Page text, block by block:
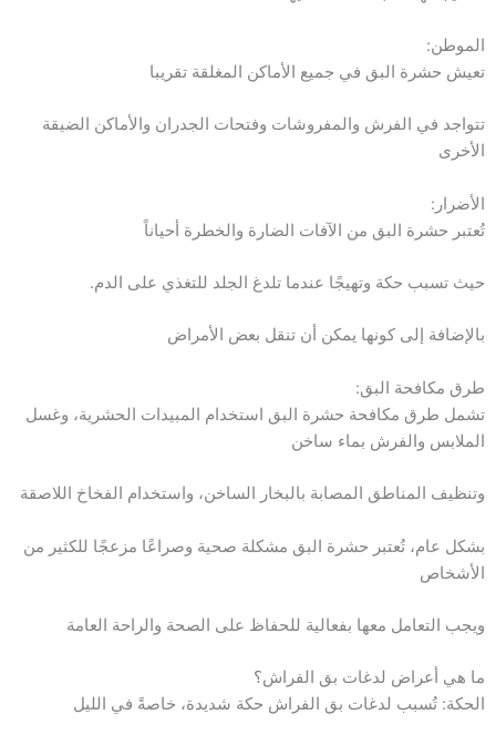
الموطن:
تعيش حشرة البق في جميع الأماكن المغلقة تقريبا
تتواجد في الفرش والمفروشات وفتحات الجدران والأماكن الضيقة
الأخرى
الأضرار:
تُعتبر حشرة البق من الآفات الضارة والخطرة أحياناً
حيث تسبب حكة وتهيجًا عندما تلدغ الجلد للتغذي على الدم.
بالإضافة إلى كونها يمكن أن تنقل بعض الأمراض
طرق مكافحة البق:
تشمل طرق مكافحة حشرة البق استخدام المبيدات الحشرية، وغسل
الملابس والفرش بماء ساخن
وتنظيف المناطق المصابة بالبخار الساخن، واستخدام الفخاخ اللاصقة
بشكل عام، تُعتبر حشرة البق مشكلة صحية وصراعًا مزعجًا للكثير من
الأشخاص
ويجب التعامل معها بفعالية للحفاظ على الصحة والراحة العامة
ما هي أعراض لدغات بق الفراش؟
الحكة: تُسبب لدغات بق الفراش حكة شديدة، خاصةً في الليل